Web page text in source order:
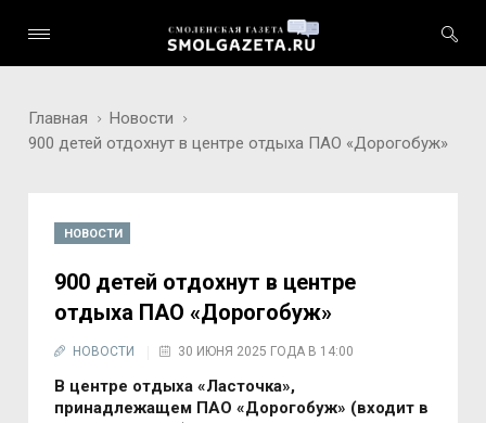
Главная
Новости
900 детей отдохнут в центре отдыха ПАО «Дорогобуж»
НОВОСТИ
900 детей отдохнут в центре
отдыха ПАО «Дорогобуж»
НОВОСТИ 30 ИЮНЯ 2025 ГОДА В 14:00
В центре отдыха «Ласточка»,
принадлежащем ПАО «Дорогобуж» (входит в